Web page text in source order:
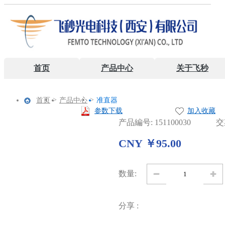
首页 产品中心 关于飞秒
首页 > 产品中心 > 准直器
参数下载
加入收藏
产品編号: 151100030
CNY ￥95.00
数量:
分享 :